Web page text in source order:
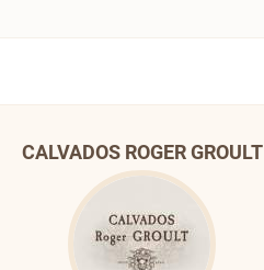
CALVADOS ROGER GROULT